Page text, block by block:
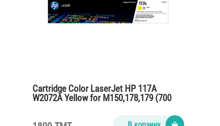
Cartridge Color LaserJet HP 117A
W2072A Yellow for M150,178,179 (700